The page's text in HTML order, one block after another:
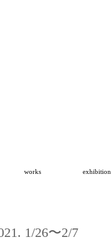
works exhibition
1/26〜2/7